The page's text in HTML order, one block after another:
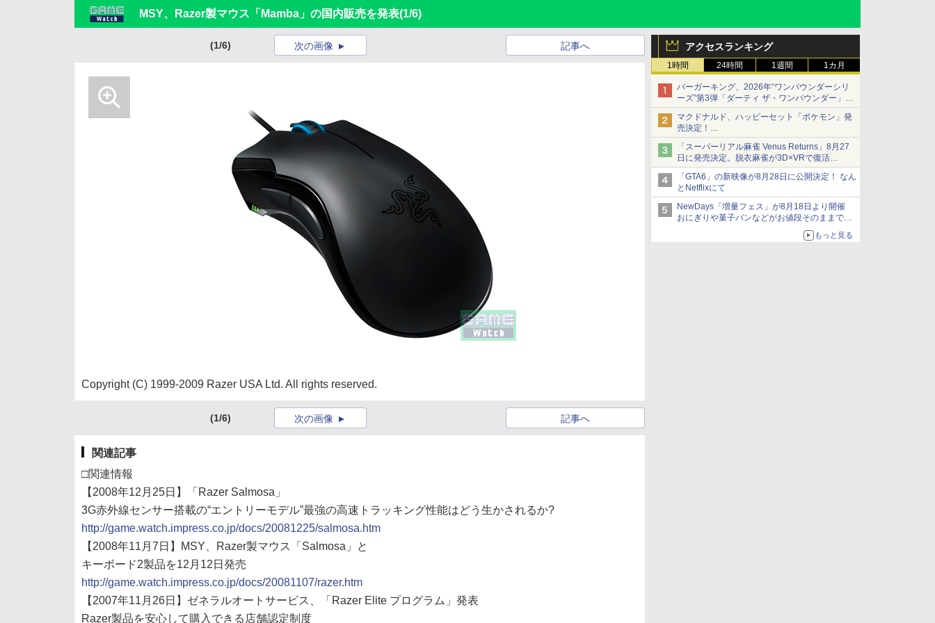
MSY、Razer製マウス「Mamba」の国内販売を発表(1/6)
アクセスランキング
1時間 24時間 1週間 1カ月
バーガーキング、2026年“ワンパウンダーシリ
ーズ”第3弾「ダーティ ザ・ワンパウンダー」を
8月7日発売
「特製ガーリックマヨソース」を使用した超大
型チーズバーガー
マクドナルド、ハッピーセット「ポケモン」発
売決定！
ポケモン30周年記念で30匹が大集合
「スーパーリアル麻雀 Venus Returns」8月27
日に発売決定。脱衣麻雀が3D×VRで復活
発売から2週間は20%オフになるセールが実施
「GTA6」の新映像が8月28日に公開決定！ なん
とNetflixにて
NewDays「増量フェス」が8月18日より開催
おにぎりや菓子パンなどがお値段そのままで最
もっと見る
(1/6) 記事へ
次の画像
Copyright (C) 1999-2009 Razer USA Ltd. All rights reserved.
(1/6) 記事へ
次の画像
関連記事
□関連情報
【2008年12月25日】「Razer Salmosa」
3G赤外線センサー搭載の“エントリーモデル”最強の高速トラッキング性能はどう生かされるか?
http://game.watch.impress.co.jp/docs/20081225/salmosa.htm
【2008年11月7日】MSY、Razer製マウス「Salmosa」と
キーボード2製品を12月12日発売
http://game.watch.impress.co.jp/docs/20081107/razer.htm
【2007年11月26日】ゼネラルオートサービス、「Razer Elite プログラム」発表
Razer製品を安心して購入できる店舗認定制度